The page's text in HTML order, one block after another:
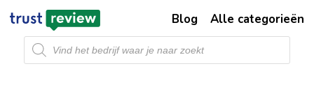
Producten
zoeken
Blog Alle categorieën